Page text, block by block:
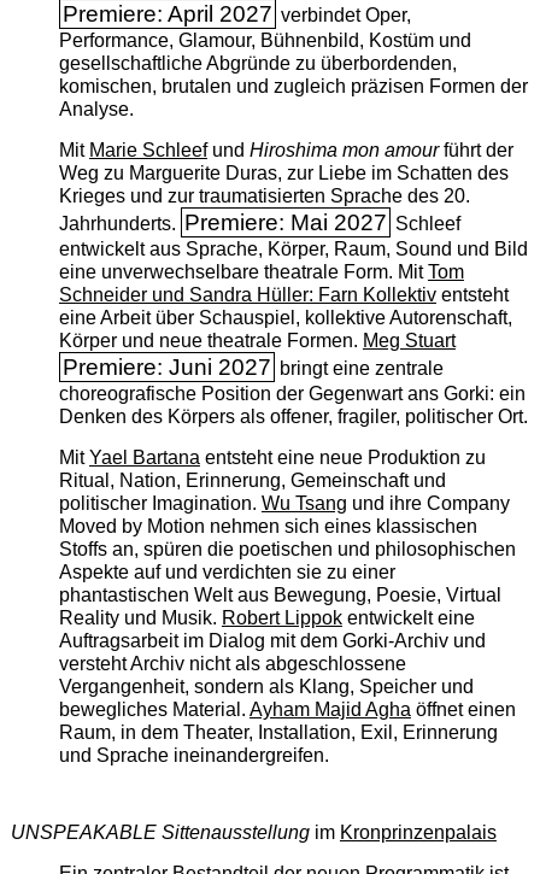
Premiere: April 2027 verbindet Oper,
Performance, Glamour, Bühnenbild, Kostüm und
gesellschaftliche Abgründe zu überbordenden,
komischen, brutalen und zugleich präzisen Formen der
Analyse.
Mit Marie Schleefund Hiroshima mon amourführt der
Weg zu Marguerite Duras, zur Liebe im Schatten des
Krieges und zur traumatisierten Sprache des 20.
Jahrhunderts. Premiere: Mai 2027 Schleef
entwickelt aus Sprache, Körper, Raum, Sound und Bild
eine unverwechselbare theatrale Form. MitTom
Schneider und Sandra Hüller: Farn Kollektiventsteht
eine Arbeit über Schauspiel, kollektive Autorenschaft,
Körper und neue theatrale Formen. Meg Stuart
Premiere: Juni 2027 bringt eine zentrale
choreografische Position der Gegenwart ans Gorki: ein
Denken des Körpers als offener, fragiler, politischer Ort.
MitYael Bartanaentsteht eine neue Produktion zu
Ritual, Nation, Erinnerung, Gemeinschaft und
politischer Imagination. Wu Tsang und ihre Company
Moved by Motion nehmen sich eines klassischen
Stoffs an, spüren die poetischen und philosophischen
Aspekte auf und verdichten sie zu einer
phantastischen Welt aus Bewegung, Poesie, Virtual
Reality und Musik. Robert Lippokentwickelt eine
Auftragsarbeit im Dialog mit dem Gorki-Archiv und
versteht Archiv nicht als abgeschlossene
Vergangenheit, sondern als Klang, Speicher und
bewegliches Material. Ayham Majid Aghaöffnet einen
Raum, in dem Theater, Installation, Exil, Erinnerung
und Sprache ineinandergreifen.
UNSPEAKABLE Sittenausstellungim Kronprinzenpalais